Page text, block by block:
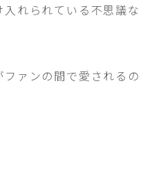
れられている不思議な
ァンの間で愛されるの